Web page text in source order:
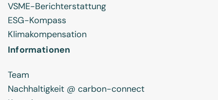
VSME-Berichterstattung
ESG-Kompass
Klimakompensation
Informationen
Team
Nachhaltigkeit @ carbon-connect